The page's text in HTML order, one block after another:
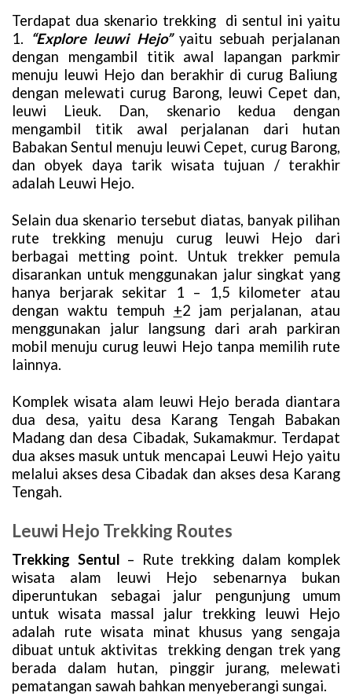
Terdapat dua skenario trekking di sentul ini yaitu
1. “Explore leuwi Hejo”yaitu sebuah perjalanan
dengan mengambil titik awal lapangan parkmir
menuju leuwi Hejo dan berakhir di curug Baliung
dengan melewati curug Barong, leuwi Cepet dan,
leuwi Lieuk. Dan, skenario kedua dengan
mengambil titik awal perjalanan dari hutan
Babakan Sentul menuju leuwi Cepet, curug Barong,
dan obyek daya tarik wisata tujuan / terakhir
adalah Leuwi Hejo.
Selain dua skenario tersebut diatas, banyak pilihan
rute trekking menuju curug leuwi Hejo dari
berbagai metting point. Untuk trekker pemula
disarankan untuk menggunakan jalur singkat yang
hanya berjarak sekitar 1 – 1,5 kilometer atau
dengan waktu tempuh +2 jam perjalanan, atau
menggunakan jalur langsung dari arah parkiran
mobil menuju curug leuwi Hejo tanpa memilih rute
lainnya.
Komplek wisata alam leuwi Hejo berada diantara
dua desa, yaitu desa Karang Tengah Babakan
Madang dan desa Cibadak, Sukamakmur. Terdapat
dua akses masuk untuk mencapai Leuwi Hejo yaitu
melalui akses desa Cibadak dan akses desa Karang
Tengah.
Leuwi Hejo Trekking Routes
Trekking Sentul – Rute trekking dalam komplek
wisata alam leuwi Hejo sebenarnya bukan
diperuntukan sebagai jalur pengunjung umum
untuk wisata massal jalur trekking leuwi Hejo
adalah rute wisata minat khusus yang sengaja
dibuat untuk aktivitas trekking dengan trek yang
berada dalam hutan, pinggir jurang, melewati
pematangan sawah bahkan menyeberangi sungai.